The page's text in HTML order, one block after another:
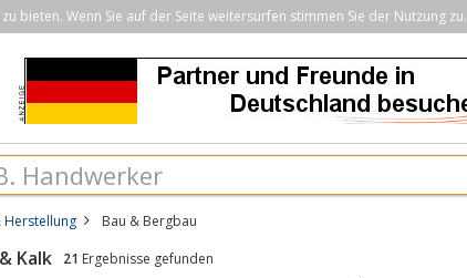
bieten. Wenn Sie auf der Seite weitersurfen stimmen Sie der Nutzung zu.
Herstellung Bau & Bergbau
Kalk 21 Ergebnisse gefunden